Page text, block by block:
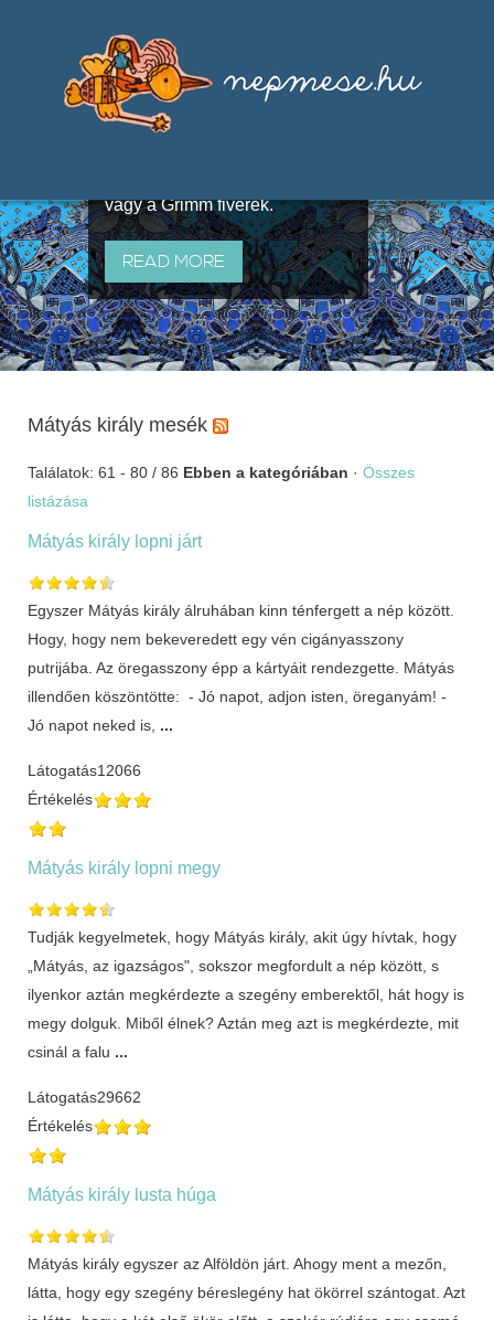
útján terjedő elbeszélésekből,
melyeket olyan ismert gyűjtők
állítottak össze, mint Benedek
vagy a Grimm fivérek.
READ MORE
Mátyás király mesék
Találatok: 61 - 80 / 86 Ebben a kategóriában · Összes
listázása
Mátyás király lopni járt
Egyszer Mátyás király álruhában kinn ténfergett a nép között.
Hogy, hogy nem bekeveredett egy vén cigányasszony
putrijába. Az öregasszony épp a kártyáit rendezgette. Mátyás
illendően köszöntötte: - Jó napot, adjon isten, öreganyám! -
Jó napot neked is, ...
Látogatás12066
Értékelés
Mátyás király lopni megy
Tudják kegyelmetek, hogy Mátyás király, akit úgy hívtak, hogy
„Mátyás, az igazságos", sokszor megfordult a nép között, s
ilyenkor aztán megkérdezte a szegény emberektől, hát hogy is
megy dolguk. Miből élnek? Aztán meg azt is megkérdezte, mit
csinál a falu ...
Látogatás29662
Értékelés
Mátyás király lusta húga
Mátyás király egyszer az Alföldön járt. Ahogy ment a mezőn,
látta, hogy egy szegény béreslegény hat ökörrel szántogat. Azt